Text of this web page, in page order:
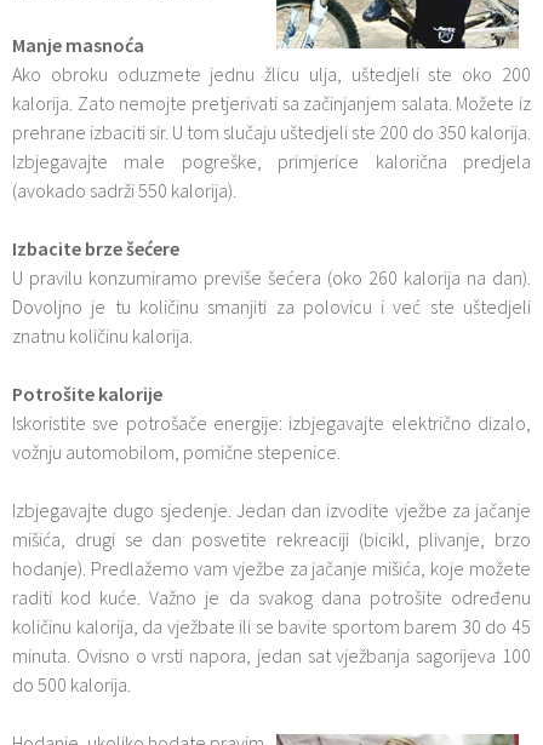
Manje masnoća
Ako obroku oduzmete jednu žlicu ulja, uštedjeli ste oko 200
kalorija. Zato nemojte pretjerivati sa začinjanjem salata. Možete iz
prehrane izbaciti sir. U tom slučaju uštedjeli ste 200 do 350 kalorija.
Izbjegavajte male pogreške, primjerice kalorična predjela
(avokado sadrži 550 kalorija).
Izbacite brze šećere
U pravilu konzumiramo previše šećera (oko 260 kalorija na dan).
Dovoljno je tu količinu smanjiti za polovicu i već ste uštedjeli
znatnu količinu kalorija.
Potrošite kalorije
Iskoristite sve potrošače energije: izbjegavajte električno dizalo,
vožnju automobilom, pomične stepenice.
Izbjegavajte dugo sjedenje. Jedan dan izvodite vježbe za jačanje
mišića, drugi se dan posvetite rekreaciji (bicikl, plivanje, brzo
hodanje). Predlažemo vam vježbe za jačanje mišića, koje možete
raditi kod kuće. Važno je da svakog dana potrošite određenu
količinu kalorija, da vježbate ili se bavite sportom barem 30 do 45
minuta. Ovisno o vrsti napora, jedan sat vježbanja sagorijeva 100
do 500 kalorija.